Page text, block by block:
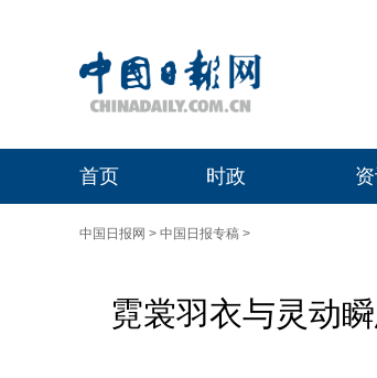
首页 时政
中国日报网 > 中国日报专稿 >
霓裳羽衣与灵动